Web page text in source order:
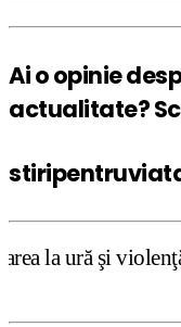
Ai o opinie
actualitate?
Dar, după